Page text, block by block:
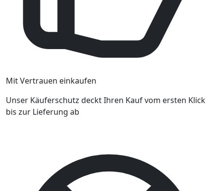
Mit Vertrauen einkaufen
Unser Käuferschutz deckt Ihren Kauf vom ersten Klick
bis zur Lieferung ab